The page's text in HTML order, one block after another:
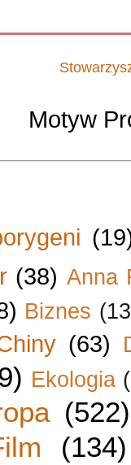
Motyw
(38) Anna
Biznes
(63)
Ekologia
(522)
(134)